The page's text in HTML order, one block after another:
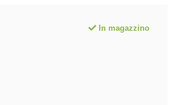
In magazzino